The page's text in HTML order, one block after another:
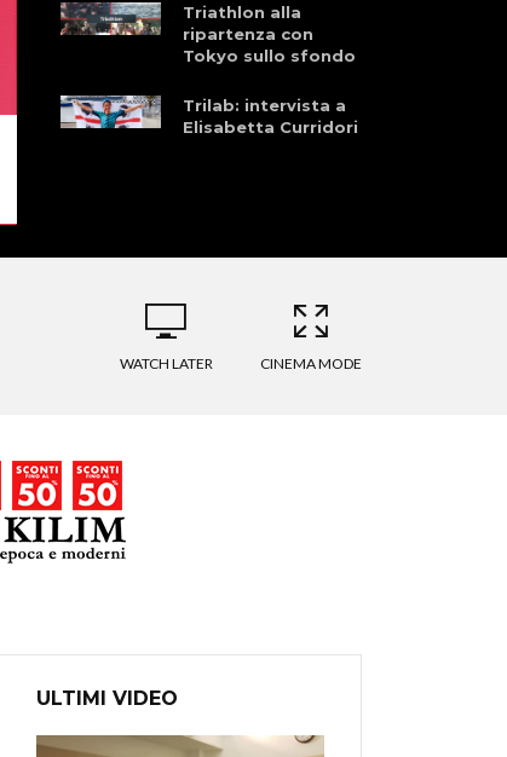
Triathlon alla
ripartenza con
Tokyo sullo sfondo
Trilab: intervista a
Elisabetta Curridori
WATCH LATER CINEMA MODE
ULTIMI VIDEO